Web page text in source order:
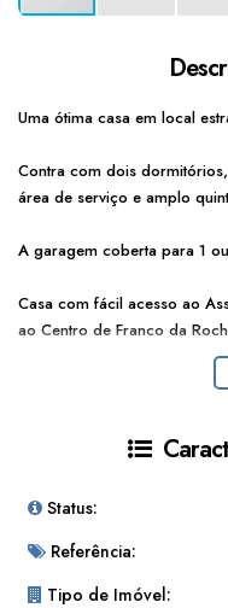
Uma ótima casa em local
Contra com dois
área de serviço e amplo
A garagem coberta para 1
Casa com fácil acesso ao
ao Centro de Franco da
Documentação 100%.
Status:
Referência:
Tipo de Imóvel: